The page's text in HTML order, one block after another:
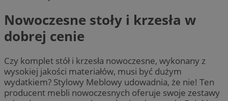
Nowoczesne stoły i krzesła w
dobrej cenie
Czy komplet stół i krzesła nowoczesne, wykonany z
wysokiej jakości materiałów, musi być dużym
wydatkiem? Stylowy Meblowy udowadnia, że nie! Ten
producent mebli nowoczesnych oferuje swoje zestawy